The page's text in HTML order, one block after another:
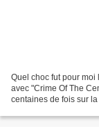
Quel choc fut pour
avec "Crime Of The
centaines de fois sur